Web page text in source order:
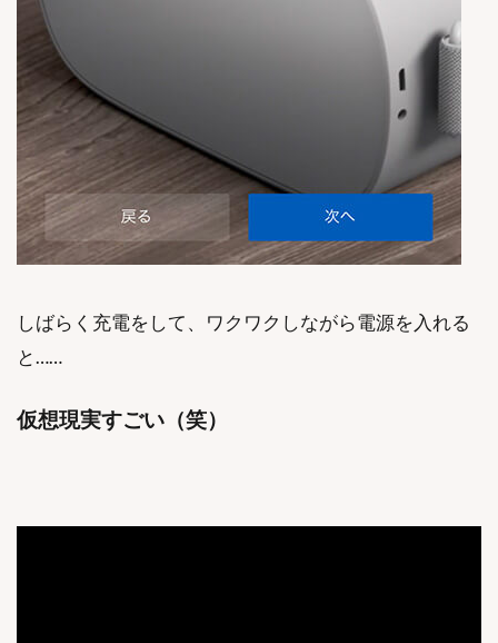
しばらく充電をして、ワクワクしながら電源を入れる
と……
仮想現実すごい（笑）